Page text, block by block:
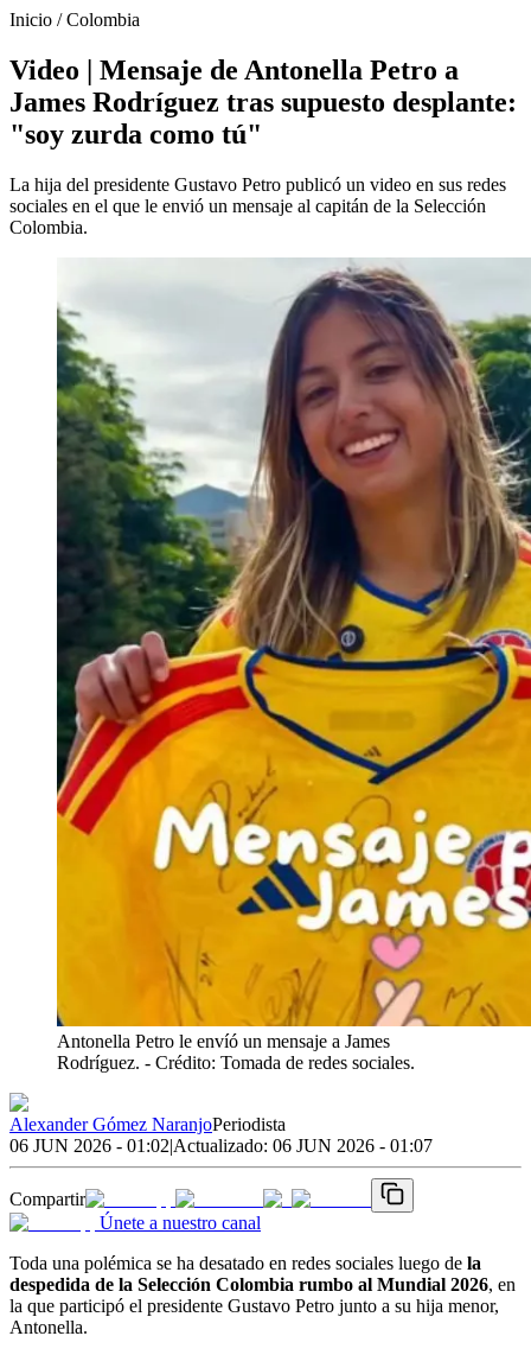
Inicio /Colombia
Video | Mensaje de Antonella Petro a
James Rodríguez tras supuesto desplante:
"soy zurda como tú"
La hija del presidente Gustavo Petro publicó un video en sus redes
sociales en el que le envió un mensaje al capitán de la Selección
Colombia.
Antonella Petro le envíó un mensaje a James
Rodríguez. - Crédito: Tomada de redes sociales.
Alexander Gómez NaranjoPeriodista
06 JUN 2026 - 01:02|Actualizado: 06 JUN 2026 - 01:07
Compartir
Únete a nuestro canal
Toda una polémica se ha desatado en redes sociales luego de la
despedida de la Selección Colombia rumbo al Mundial 2026, en
la que participó el presidente Gustavo Petro junto a su hija menor,
Antonella.